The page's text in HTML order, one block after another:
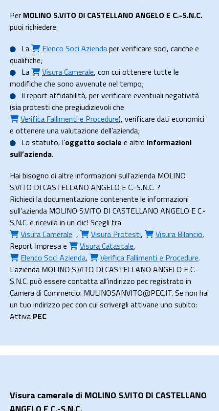
Per MOLINO S.VITO DI CASTELLANO ANGELO E C.-S.N.C.
puoi richiedere:
La
Elenco Soci Aziendaper verificare soci, cariche e
qualifiche;
La
Visura Camerale, con cui ottenere tutte le
modifiche che sono avvenute nel tempo;
Il report affidabilità, per verificare eventuali negatività
(sia protesti che pregiudizievoli che
Verifica Fallimenti e Procedure), verificare dati economici
e ottenere una valutazione dell’azienda;
Lo statuto, l’oggetto sociale e altre informazioni
sull’azienda.
Hai bisogno di altre informazioni sull’azienda MOLINO
S.VITO DI CASTELLANO ANGELO E C.-S.N.C. ?
Richiedi la documentazione contenente le informazioni
sull’azienda MOLINO S.VITO DI CASTELLANO ANGELO E C.-
S.N.C. e ricevila in un clic! Scegli tra
Visura Camerale , Visura Protesti, Visura Bilancio,
Report Impresae Visura Catastale,
Elenco Soci Azienda, Verifica Fallimenti e Procedure.
L'azienda MOLINO S.VITO DI CASTELLANO ANGELO E C.-
S.N.C. può essere contatta all'indirizzo pec registrato in
Camera di Commercio: MULINOSANVITO@PEC.IT. Se non hai
un tuo indirizzo pec con cui scrivergli attivane uno subito:
Attiva PEC
Visura camerale di MOLINO S.VITO DI CASTELLANO